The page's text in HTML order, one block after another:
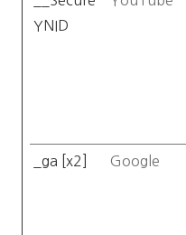
YNID
_ga [x2] Google